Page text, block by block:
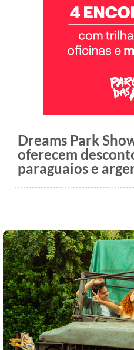
Dreams Park
oferecem
paraguaios e